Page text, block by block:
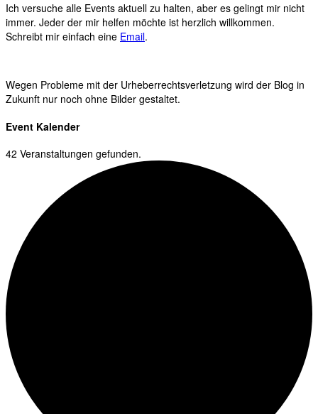
Ich versuche alle Events aktuell zu halten, aber es gelingt mir nicht
immer. Jeder der mir helfen möchte ist herzlich willkommen.
Schreibt mir einfach eine Email.
Wegen Probleme mit der Urheberrechtsverletzung wird der Blog in
Zukunft nur noch ohne Bilder gestaltet.
Event Kalender
42 Veranstaltungen gefunden.